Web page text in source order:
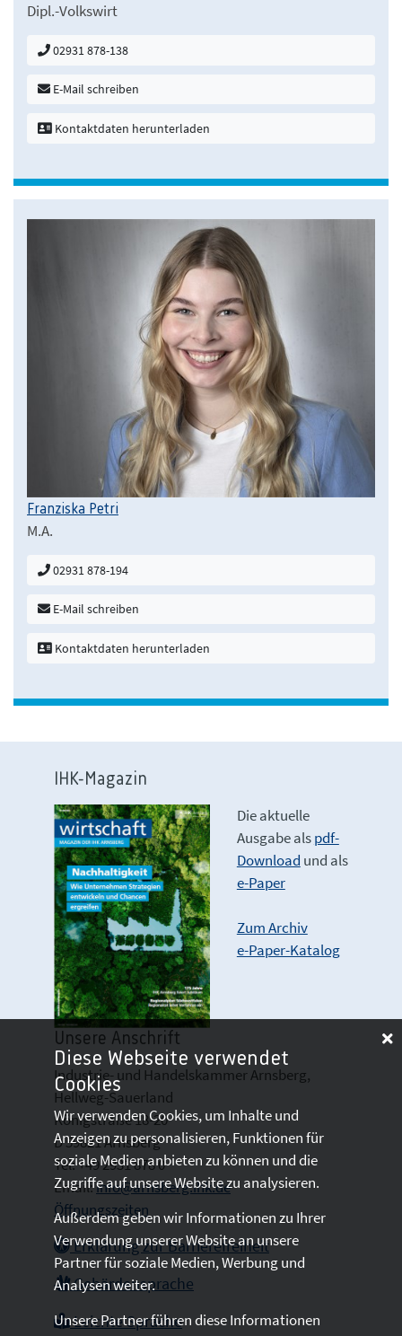
Dipl.-Volkswirt
02931 878-138
E-Mail schreiben
Kontaktdaten herunterladen
Franziska Petri
M.A.
02931 878-194
E-Mail schreiben
Kontaktdaten herunterladen
IHK-Magazin
Die aktuelle
Ausgabe alspdf-
Download und als
e-Paper
Zum Archiv
e-Paper-Katalog
Unsere Anschrift
Industrie- und Handelskammer Arnsberg,
Hellweg-Sauerland
Königstraße 18-20
D 59821 Arnsberg
Tel: +49 2931 878 0
Email:info@arnsberg.ihk.de
Öffnungszeiten
Erklärung zur Barrierefreiheit
Gebärdensprache
Leichte Sprache
Diese Webseite verwendet
Cookies
Wir verwenden Cookies, um Inhalte und
Anzeigen zu personalisieren, Funktionen für
soziale Medien anbieten zu können und die
Zugriffe auf unsere Website zu analysieren.
Außerdem geben wir Informationen zu Ihrer
Verwendung unserer Website an unsere
Partner für soziale Medien, Werbung und
Analysen weiter.
Unsere Partner führen diese Informationen